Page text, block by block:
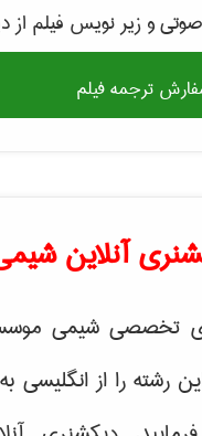
صوتی و زیر نویس فیلم
ترجمه فیلم
آنلاین
تخصصی شیمی
را از انگلیسی